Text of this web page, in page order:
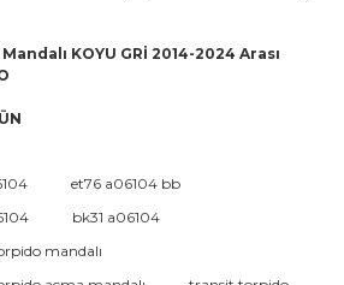
KOYU GRİ 2014-2024 Arası
ilk yorumu siz yapın!
resim, ürün açıklamalarında ve diğer
iletebilirsiniz.
teşekkür ederiz.
et76 a06104 bb
bk31 a06104
mandalı